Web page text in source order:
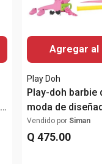
Agregar al
Play Doh
Play-doh barbie
moda de
Vendido por Siman
Q 475.00